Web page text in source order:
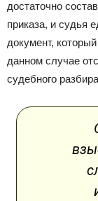
достаточно
приказа, и судья
документ,
данном случае
судебного